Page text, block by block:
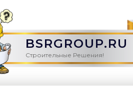
BSRGROUP.RU
Строительные Решения!